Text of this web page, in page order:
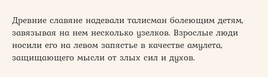
Древние славяне надевали талисман болеющим детям,
завязывая на нем несколько узелков. Взрослые люди
носили его на левом запястье в качестве амулета,
защищающего мысли от злых сил и духов.